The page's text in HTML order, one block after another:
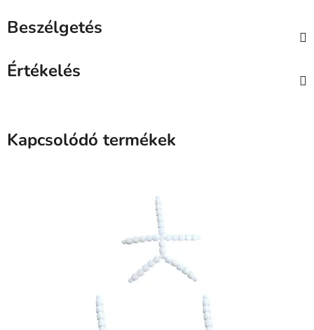
Beszélgetés
Értékelés
Kapcsolódó termékek